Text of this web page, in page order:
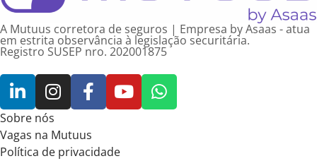
A Mutuus corretora de seguros | Empresa by Asaas - atua
em estrita observância à legislação securitária.
Registro SUSEP nro. 202001875
Sobre nós
Vagas na Mutuus
Política de privacidade